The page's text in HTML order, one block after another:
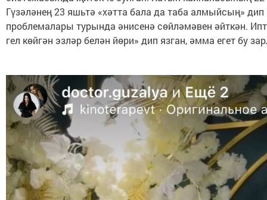
Гүзәләнең 23 яшьтә «хәтта бала да таба алмыйсың» дип
проблемалары турында әнисенә сөйләмәвен әйткән.
гел көйгән эзләр белән йөри» дип язган, әмма егет бу